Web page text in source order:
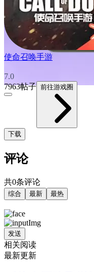
使命召唤手游
7.0
7963帖子 前往游戏圈
下载
评论
共0条评论
综合 最新 最热
发送
相关阅读
最新更新